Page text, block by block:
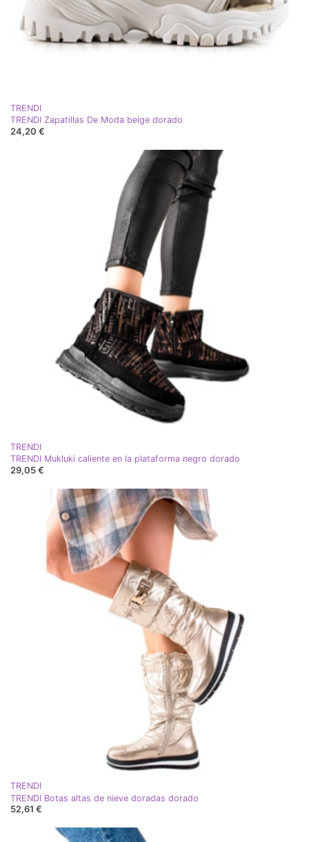
TRENDI
TRENDI Zapatillas De Moda beige dorado
24,20 €
TRENDI
TRENDI Mukluki caliente en la plataforma negro dorado
29,05 €
TRENDI
TRENDI Botas altas de nieve doradas dorado
52,61 €